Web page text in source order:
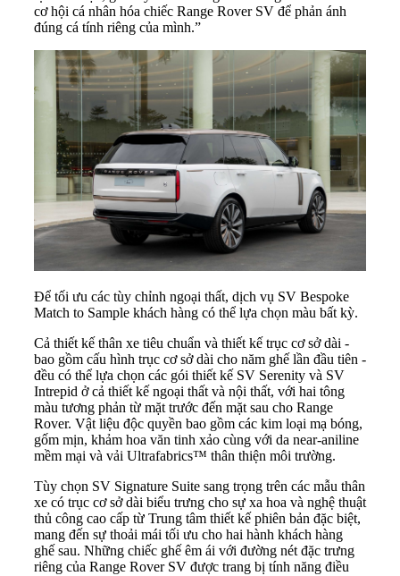
cơ hội cá nhân hóa chiếc Range Rover SV để phản ánh
đúng cá tính riêng của mình.”
Để tối ưu các tùy chỉnh ngoại thất, dịch vụ SV Bespoke
Match to Sample khách hàng có thể lựa chọn màu bất kỳ.
Cả thiết kế thân xe tiêu chuẩn và thiết kế trục cơ sở dài -
bao gồm cấu hình trục cơ sở dài cho năm ghế lần đầu tiên -
đều có thể lựa chọn các gói thiết kế SV Serenity và SV
Intrepid ở cả thiết kế ngoại thất và nội thất, với hai tông
màu tương phản từ mặt trước đến mặt sau cho Range
Rover. Vật liệu độc quyền bao gồm các kim loại mạ bóng,
gốm mịn, khảm hoa văn tinh xảo cùng với da near-aniline
mềm mại và vải Ultrafabrics™ thân thiện môi trường.
Tùy chọn SV Signature Suite sang trọng trên các mẫu thân
xe có trục cơ sở dài biểu trưng cho sự xa hoa và nghệ thuật
thủ công cao cấp từ Trung tâm thiết kế phiên bản đặc biệt,
mang đến sự thoải mái tối ưu cho hai hành khách hàng
ghế sau. Những chiếc ghế êm ái với đường nét đặc trưng
riêng của Range Rover SV được trang bị tính năng điều